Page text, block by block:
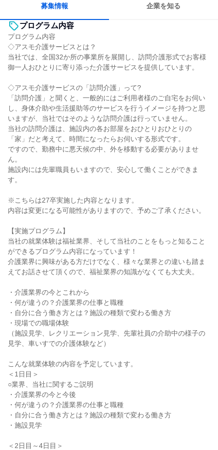
募集情報 企業を知る
プログラム内容
プログラム内容
◇アスモ介護サービスとは？
当社では、全国32か所の事業所を展開し、訪問介護形式でお客様
御一人おひとりに寄り添った介護サービスを提供しています。
◇アスモ介護サービスの「訪問介護」って?
「訪問介護」と聞くと、一般的にはご利用者様のご自宅をお伺い
し、身体介助や生活援助等のサービスを行うイメージを持つと思
いますが、当社ではそのような訪問介護は行っていません。
当社の訪問介護は、施設内の各お部屋をおひとりおひとりの
「家」だと考えて、時間になったらお伺いする形式です。
ですので、勤務中に悪天候の中、外を移動する必要がありませ
ん。
施設内には先輩職員もいますので、安心して働くことができま
す。
※こちらは27卒実施した内容となります。
内容は変更になる可能性がありますので、予めご了承ください。
【実施プログラム】
当社の就業体験は福祉業界、そして当社のことをもっと知ること
ができるプログラム内容になっています！
介護業界に興味がある方だけでなく、様々な業界との違いも踏ま
えてお話させて頂くので、福祉業界の知識がなくても大丈夫。
・介護業界の今とこれから
・何が違うの？介護業界の仕事と職種
・自分に合う働き方とは？施設の種類で変わる働き方
・現場での職場体験
（施設見学、レクリエーション見学、先輩社員の介助中の様子の
見学、車いすでの介護体験など）
こんな就業体験の内容を予定しています。
＜1日目＞
○業界、当社に関するご説明
・介護業界の今と今後
・何が違うの？介護業界の仕事と職種
・自分に合う働き方とは？施設の種類で変わる働き方
・施設見学
＜2日目～4日目＞